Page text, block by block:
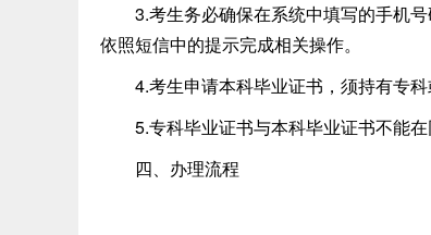
3.考生务必确保在系统中填写的手机号
依照短信中的提示完成相关操作。
4.考生申请本科毕业证书，须持有专科
5.专科毕业证书与本科毕业证书不能在
四、办理流程